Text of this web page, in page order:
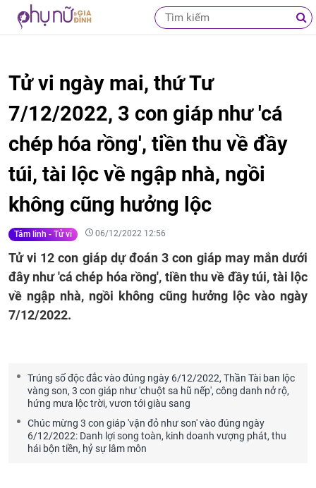
Tử vi ngày mai, thứ Tư
7/12/2022, 3 con giáp như 'cá
chép hóa rồng', tiền thu về đầy
túi, tài lộc về ngập nhà, ngồi
không cũng hưởng lộc
Tâm linh - Tử vi 06/12/2022 12:56
Tử vi 12 con giáp dự đoán 3 con giáp may mắn dưới
đây như 'cá chép hóa rồng', tiền thu về đầy túi, tài lộc
về ngập nhà, ngồi không cũng hưởng lộc vào ngày
7/12/2022.
Trúng số độc đắc vào đúng ngày 6/12/2022, Thần Tài ban lộc
vàng son, 3 con giáp như 'chuột sa hũ nếp', công danh nở rộ,
hứng mưa lộc trời, vươn tới giàu sang
Chúc mừng 3 con giáp 'vận đỏ như son' vào đúng ngày
6/12/2022: Danh lợi song toàn, kinh doanh vượng phát, thu
hái bộn tiền, hỷ sự lâm môn